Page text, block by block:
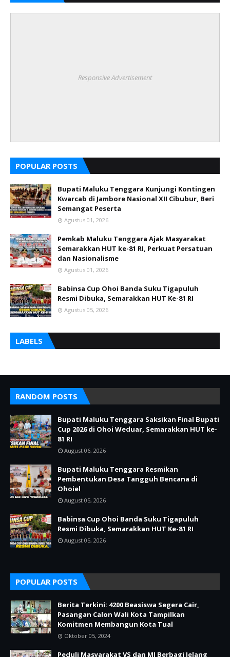
Responsive Advertisement
POPULAR POSTS
Bupati Maluku Tenggara Kunjungi Kontingen
Kwarcab di Jambore Nasional XII Cibubur, Beri
Semangat Peserta
Agustus 01, 2026
Pemkab Maluku Tenggara Ajak Masyarakat
Semarakkan HUT ke-81 RI, Perkuat Persatuan
dan Nasionalisme
Agustus 01, 2026
Babinsa Cup Ohoi Banda Suku Tigapuluh
Resmi Dibuka, Semarakkan HUT Ke-81 RI
Agustus 05, 2026
LABELS
RANDOM POSTS
Bupati Maluku Tenggara Saksikan Final Bupati
Cup 2026 di Ohoi Weduar, Semarakkan HUT ke-
81 RI
August 06, 2026
Bupati Maluku Tenggara Resmikan
Pembentukan Desa Tangguh Bencana di
Ohoiel
August 05, 2026
Babinsa Cup Ohoi Banda Suku Tigapuluh
Resmi Dibuka, Semarakkan HUT Ke-81 RI
August 05, 2026
POPULAR POSTS
Berita Terkini: 4200 Beasiswa Segera Cair,
Pasangan Calon Wali Kota Tampilkan
Komitmen Membangun Kota Tual
Oktober 05, 2024
Peduli Masyarakat VS dan MI Berbagi Jelang